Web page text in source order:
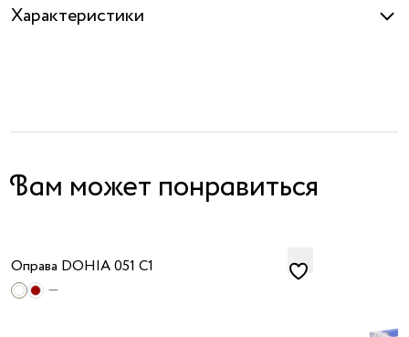
Характеристики
Вам может понравиться
Оправа DOHIA 051 C1
—